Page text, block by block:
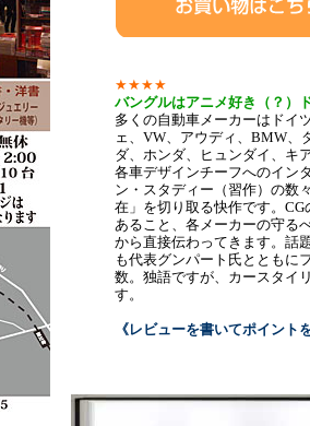
★★★★
バングルはアニメ好き（？）
多くの自動車メーカーはドイ
ェ、VW、アウディ、BMW、
ダ、ホンダ、ヒュンダイ、キ
各車デザインチーフへのイン
ン・スタディー（習作）の数
在」を切り取る快作です。
あること、各メーカーの守る
から直接伝わってきます。話
も代表グンパート氏とともに
数。独語ですが、カースタイ
す。
《レビューを書いてポイント